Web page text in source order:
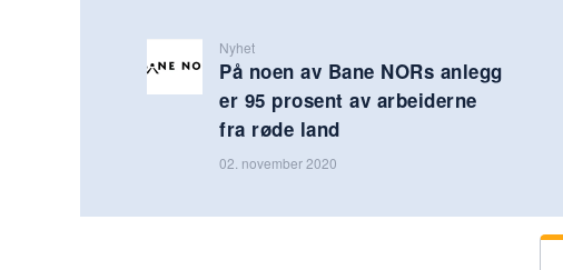
Nyhet
På noen av Bane NORs anlegg
er 95 prosent av arbeiderne
fra røde land
02. november 2020